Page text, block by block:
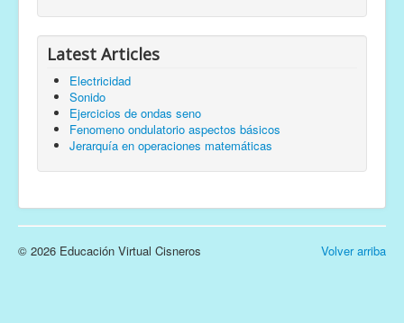
Latest Articles
Electricidad
Sonido
Ejercicios de ondas seno
Fenomeno ondulatorio aspectos básicos
Jerarquía en operaciones matemáticas
Volver arriba
© 2026 Educación Virtual Cisneros